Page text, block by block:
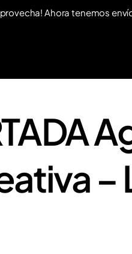
–
Ahora tenemos